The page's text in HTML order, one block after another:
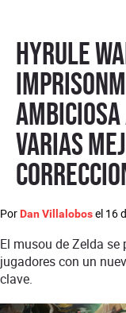
Hyrule
varias
Por Dan Villalobosel 16
El musou de Zelda
jugadores con un
clave.